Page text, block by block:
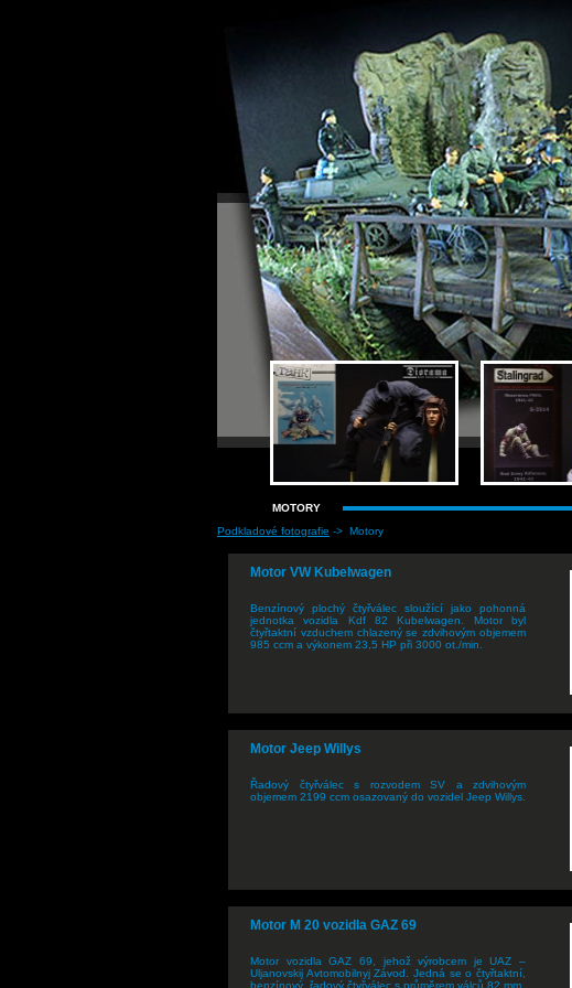
MOTORY
Podkladové fotografie -> Motory
Motor VW Kubelwagen
Benzínový plochý čtyřválec sloužící jako pohonná
jednotka vozidla Kdf 82 Kubelwagen. Motor byl
čtyřtaktní vzduchem chlazený se zdvihovým objemem
985 ccm a výkonem 23,5 HP při 3000 ot./min.
Motor Jeep Willys
Řadový čtyřválec s rozvodem SV a zdvihovým
objemem 2199 ccm osazovaný do vozidel Jeep Willys.
Motor M 20 vozidla GAZ 69
Motor vozidla GAZ 69, jehož výrobcem je UAZ –
Uljanovskij Avtomobilnyj Závod. Jedná se o čtyřtaktní,
benzínový, řadový čtyřválec s průměrem válců 82 mm.